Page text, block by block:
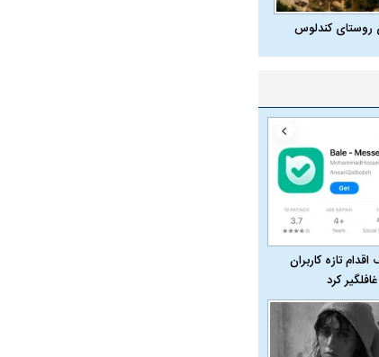
روستای کندلوس
تازه کاربران
کرد